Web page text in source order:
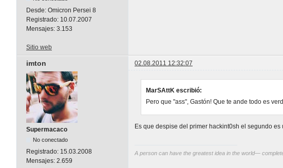
Desde: Omicron Persei 8
Registrado: 10.07.2007
Mensajes: 3.153
Sitio web
imton 02.08.2011 12:32:07
Supermacaco
No conectado
Registrado: 15.03.2008
Mensajes: 2.659
MarSAttK escribió:
Pero que "ass", Gastón! Que te ande todo es
Es que despise del primer hackint0sh el segundo es
A person can have the greatest idea in the world—